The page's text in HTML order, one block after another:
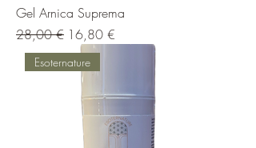
Gel Arnica Suprema
Prix original
28,00 € Prix promotionnel
16,80 €
Esoternature